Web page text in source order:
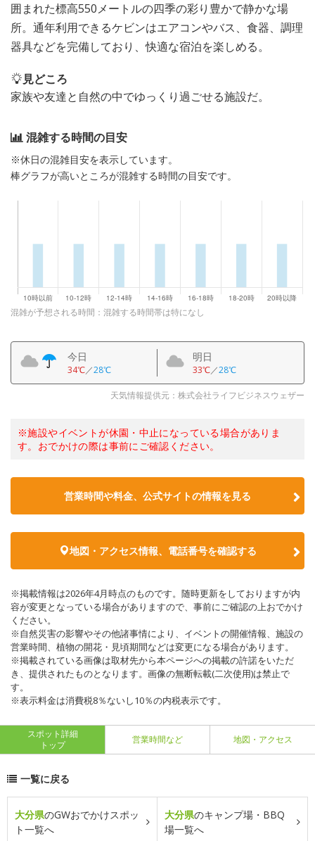
囲まれた標高550メートルの四季の彩り豊かで静かな場
所。通年利用できるケビンはエアコンやバス、食器、調理
器具などを完備しており、快適な宿泊を楽しめる。
見どころ
家族や友達と自然の中でゆっくり過ごせる施設だ。
混雑する時間の目安
※休日の混雑目安を表示しています。
棒グラフが高いところが混雑する時間の目安です。
混雑が予想される時間：混雑する時間帯は特になし
今日
34℃／28℃
明日
33℃／28℃
天気情報提供元：株式会社ライフビジネスウェザー
※施設やイベントが休園・中止になっている場合がありま
す。おでかけの際は事前にご確認ください。
営業時間や料金、公式サイトの情報を見る
地図・アクセス情報、電話番号を確認する
※掲載情報は2026年4月時点のものです。随時更新をしておりますが内
容が変更となっている場合がありますので、事前にご確認の上おでかけ
ください。
※自然災害の影響やその他諸事情により、イベントの開催情報、施設の
営業時間、植物の開花・見頃期間などは変更になる場合があります。
※掲載されている画像は取材先から本ページへの掲載の許諾をいただ
き、提供されたものとなります。画像の無断転載(二次使用)は禁止で
す。
※表示料金は消費税8％ないし10％の内税表示です。
スポット詳細
トップ
営業時間など 地図・アクセス
一覧に戻る
大分県のGWおでかけスポッ
ト一覧へ
大分県のキャンプ場・BBQ
場一覧へ